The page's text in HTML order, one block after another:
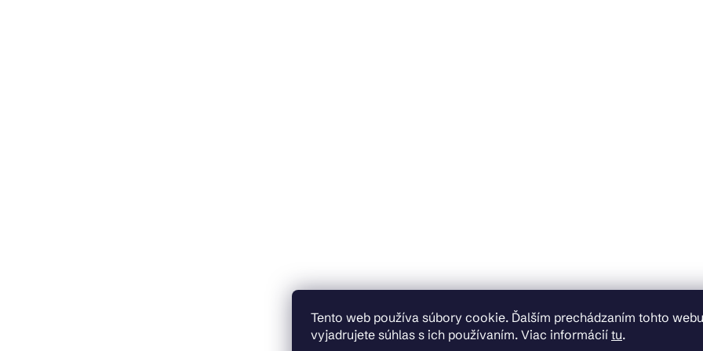
Tento web používa súbory cookie. Ďalším prechádzaním tohto webu
vyjadrujete súhlas s ich používaním. Viac informácií tu.